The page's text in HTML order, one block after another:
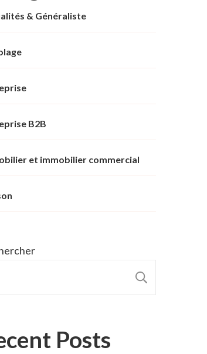
& Généraliste
B2B
et immobilier commercial
Posts